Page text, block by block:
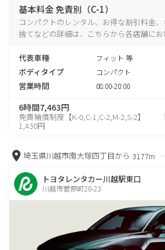
基本料金 免責別（C-1）
コンパクトのレンタル、お得な割引料金
捨てなどの詳細は、こちらから各店舗にお
代表車種 フィット 等
ボディタイプ コンパクト
営業時間 08:00-20:00
6時間7,463円
免責補償制度【K-0,C-1,C-2,M-2,S-2】
1,430円
埼玉県川越市南大塚四丁目から 3177m
トヨタレンタカー川越駅東口
川越市菅原町20-23